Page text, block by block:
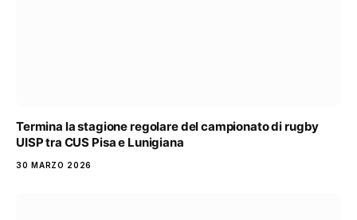
Termina la stagione regolare del campionato di rugby
UISP tra CUS Pisa e Lunigiana
30 MARZO 2026